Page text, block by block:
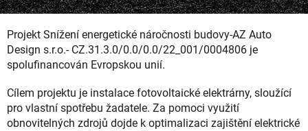
Projekt Snížení energetické náročnosti budovy-AZ Auto
Design s.r.o.- CZ.31.3.0/0.0/0.0/22_001/0004806 je
spolufinancován Evropskou unií.
Cílem projektu je instalace fotovoltaické elektrárny, sloužící
pro vlastní spotřebu žadatele. Za pomoci využití
obnovitelných zdrojů dojde k optimalizaci zajištění elektrické